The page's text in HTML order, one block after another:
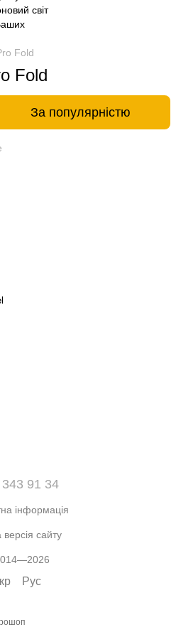
Fold
Fold
За популярністю
91 34
інформація
сайту
Рус